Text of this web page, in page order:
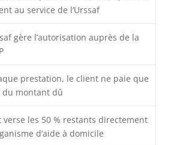
au service de l’Urssaf
gère l’autorisation auprès de la
prestation, le client ne paie que
du montant dû
verse les 50 % restants directement
d’aide à domicile